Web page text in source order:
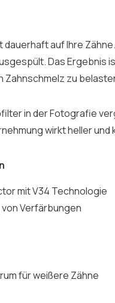
auf Ihre
Das Ergebnis
zu
in der Fotografie
wirkt heller und
mit V34 Technologie
Verfärbungen
für weißere Zähne